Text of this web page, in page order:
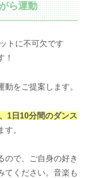
ら運動
トに不可欠です
！
をご提案します。
1日10分間のダンス
。
ので、ご自身の好き
てください。音楽も